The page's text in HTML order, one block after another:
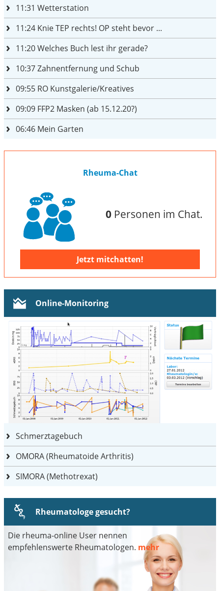
11:31 Wetterstation
11:24 Knie TEP rechts! OP steht bevor ...
11:20Welches Buch lest ihr gerade?
10:37Zahnentfernung und Schub
09:55 RO Kunstgalerie/Kreatives
09:09 FFP2 Masken (ab 15.12.20?)
06:46 Mein Garten
Rheuma-Chat
0Personen im Chat.
Jetzt mitchatten!
Online-Monitoring
Schmerztagebuch
OMORA (Rheumatoide Arthritis)
SIMORA (Methotrexat)
Rheumatologe gesucht?
Die rheuma-online User nennen
empfehlenswerte Rheumatologen. mehr